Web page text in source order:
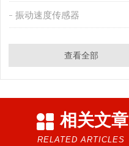
振动速度传感器
查看全部
相关文章
RELATED ARTICLES